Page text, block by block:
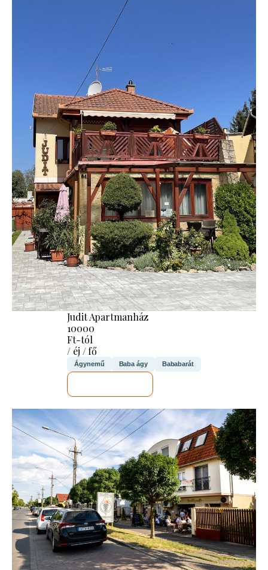
Judit Apartmanház
10000
Ft-tól
/ éj / fő
Ágynemű Baba ágy Bababarát